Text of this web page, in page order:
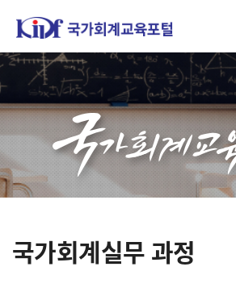
홈페이지가 새롭게 개편되었습니다.
한국조세재정연구원홈페이지가 새롭
국가회계실무 과정